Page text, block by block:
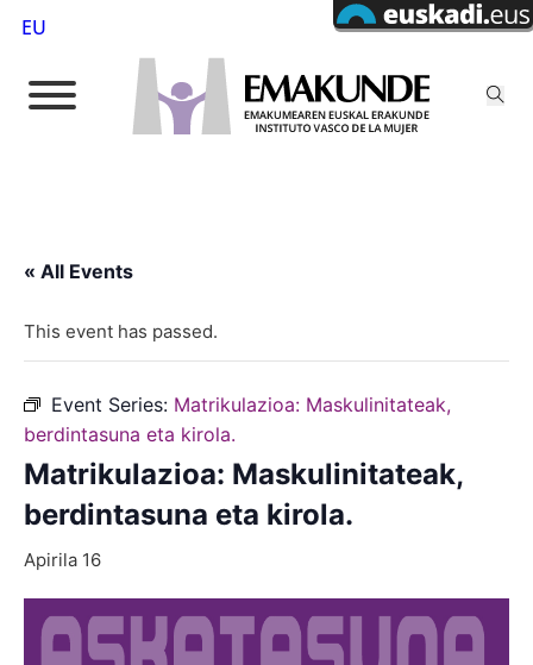
EU
« All Events
This event has passed.
Event Series: Matrikulazioa: Maskulinitateak,
berdintasuna eta kirola.
Matrikulazioa: Maskulinitateak,
berdintasuna eta kirola.
Apirila 16